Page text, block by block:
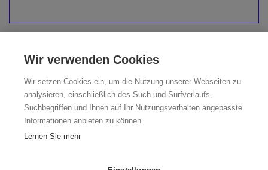
Wir verwenden Cookies
Wir setzen Cookies ein, um die Nutzung unserer Webseiten zu
analysieren, einschließlich des Such und Surfverlaufs,
Suchbegriffen und Ihnen auf Ihr Nutzungsverhalten angepasste
Informationen anbieten zu können.
Lernen Sie mehr